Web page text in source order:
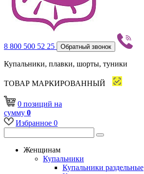
8 800 500 52 25 Обратный звонок
Купальники, плавки, шорты, туники
ТОВАР МАРКИРОВАННЫЙ
0 позиций на
сумму 0
Избранное 0
Женщинам
Купальники
Купальники раздельные